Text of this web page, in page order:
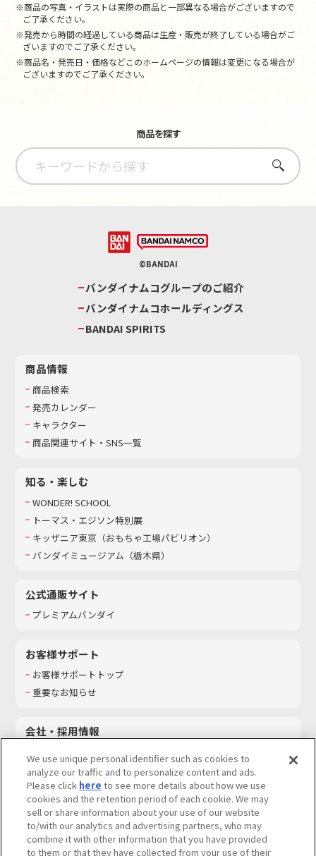
※商品の写真・イラストは実際の商品と一部異なる場合がございますので
ご了承ください。
※発売から時間の経過している商品は生産・販売が終了している場合がご
ざいますのでご了承ください。
※商品名・発売日・価格などこのホームページの情報は変更になる場合が
ございますのでご了承ください。
商品を探す
さがす
©BANDAI
バンダイナムコグループのご紹介
バンダイナムコホールディングス
BANDAI SPIRITS
商品情報
商品検索
発売カレンダー
キャラクター
商品関連サイト・SNS一覧
知る・楽しむ
WONDER! SCHOOL
トーマス・エジソン特別展
キッザニア東京（おもちゃ工場パビリオン）​
バンダイミュージアム（栃木県）
公式通販サイト
プレミアムバンダイ
お客様サポート
お客様サポートトップ
重要なお知らせ
会社・採用情報
採用情報
サステナビリティ
お問い合わせ
We use unique personal identifier such as cookies to
analyze our traffic and to personalize content and ads.
Please click here to see more details about how we use
cookies and the retention period of each cookie. We may
sell or share information about your use of our website
to/with our analytics and advertising partners, who may
combine it with other information that you have provided
to them or that they have collected from your use of their